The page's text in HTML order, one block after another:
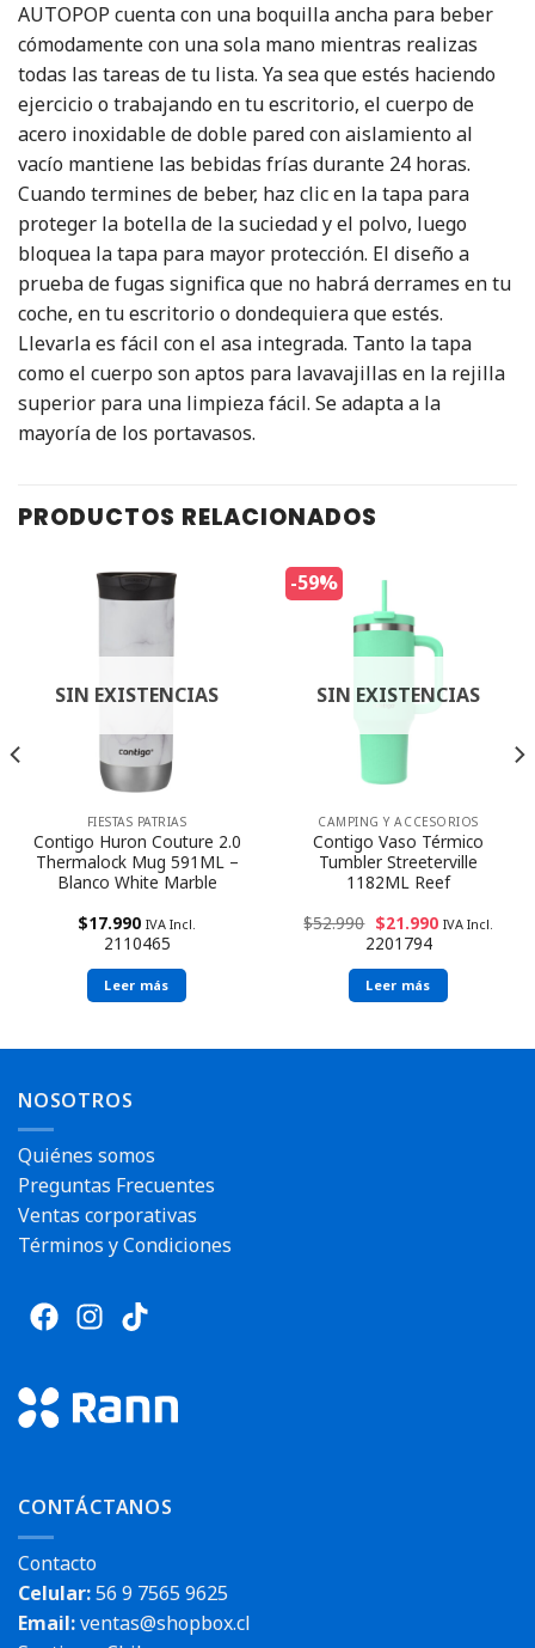
AUTOPOP cuenta con una boquilla ancha para beber
cómodamente con una sola mano mientras realizas
todas las tareas de tu lista. Ya sea que estés haciendo
ejercicio o trabajando en tu escritorio, el cuerpo de
acero inoxidable de doble pared con aislamiento al
vacío mantiene las bebidas frías durante 24 horas.
Cuando termines de beber, haz clic en la tapa para
proteger la botella de la suciedad y el polvo, luego
bloquea la tapa para mayor protección. El diseño a
prueba de fugas significa que no habrá derrames en tu
coche, en tu escritorio o dondequiera que estés.
Llevarla es fácil con el asa integrada. Tanto la tapa
como el cuerpo son aptos para lavavajillas en la rejilla
superior para una limpieza fácil. Se adapta a la
mayoría de los portavasos.
PRODUCTOS RELACIONADOS
SIN EXISTENCIAS
FIESTAS PATRIAS
Contigo Huron Couture 2.0
Thermalock Mug 591ML –
Blanco White Marble
$17.990 IVA Incl.
2110465
Leer más
-59%
SIN EXISTENCIAS
CAMPING Y ACCESORIOS
Contigo Vaso Térmico
Tumbler Streeterville
1182ML Reef
$52.990 $21.990 IVA Incl.
2201794
Leer más
NOSOTROS
Quiénes somos
Preguntas Frecuentes
Ventas corporativas
Términos y Condiciones
CONTÁCTANOS
Contacto
Celular:56 9 7565 9625
Email:ventas@shopbox.cl